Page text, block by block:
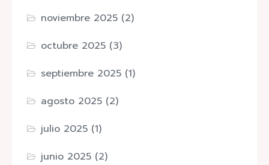
noviembre 2025 (2)
octubre 2025 (3)
septiembre 2025 (1)
agosto 2025 (2)
julio 2025 (1)
junio 2025 (2)